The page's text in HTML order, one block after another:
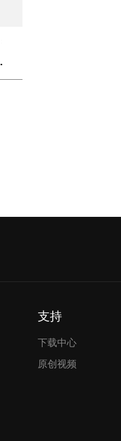
支持
下载中心
原创视频